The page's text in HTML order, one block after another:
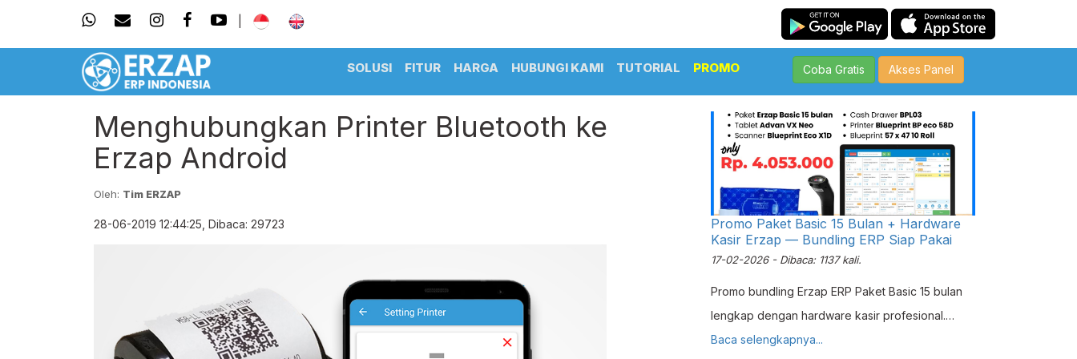
SOLUSI FITUR HARGA HUBUNGI KAMI TUTORIAL PROMO Coba Gratis Akses Panel
Menghubungkan Printer Bluetooth ke
Erzap Android
Oleh: Tim ERZAP
28-06-2019 12:44:25, Dibaca: 29723
Promo Paket Basic 15 Bulan + Hardware
Kasir Erzap — Bundling ERP Siap Pakai
17-02-2026 - Dibaca: 1137 kali.
Promo bundling Erzap ERP Paket Basic 15 bulan
lengkap dengan hardware kasir profesional.
Solusi terintegrasi untuk retail, F&B, dan jasa. Cek
Baca selengkapnya...